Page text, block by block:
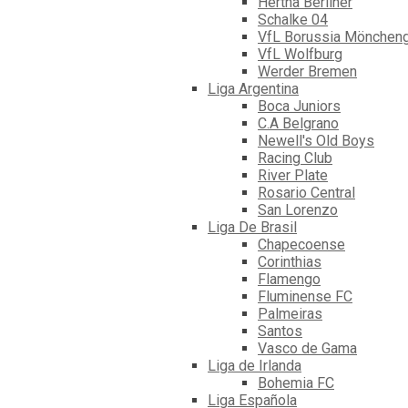
Schalke 04
VfL Borussia
VfL Wolfburg
Werder Bremen
Liga Argentina
Boca Juniors
C.A Belgrano
Newell's Old Boys
Racing Club
River Plate
Rosario Central
San Lorenzo
Liga De Brasil
Chapecoense
Corinthias
Flamengo
Fluminense FC
Palmeiras
Santos
Vasco de Gama
Liga de Irlanda
Bohemia FC
Liga Española